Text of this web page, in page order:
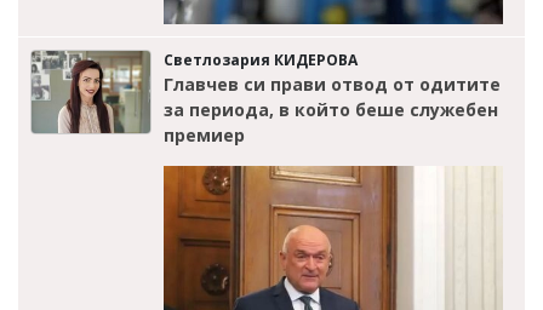
Светлозария КИДЕРОВА
Главчев си прави отвод от одитите
за периода, в който беше служебен
премиер